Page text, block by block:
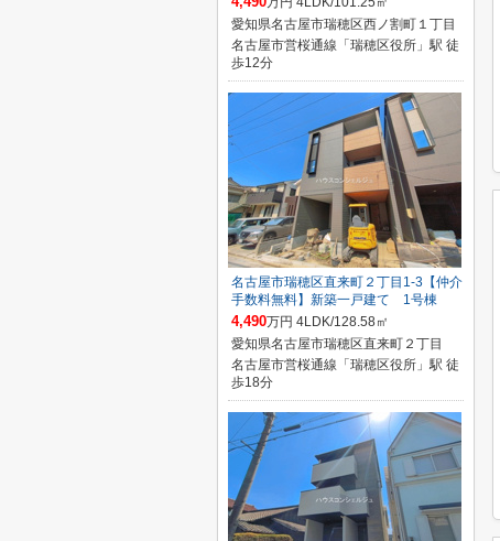
愛知県名古屋市瑞穂区西ノ割町１丁目
名古屋市営桜通線「瑞穂区役所」駅 徒
歩12分
名古屋市瑞穂区直来町２丁目1-3【仲介
手数料無料】新築一戸建て 1号棟
4,490万円 4LDK/128.58㎡
愛知県名古屋市瑞穂区直来町２丁目
名古屋市営桜通線「瑞穂区役所」駅 徒
歩18分